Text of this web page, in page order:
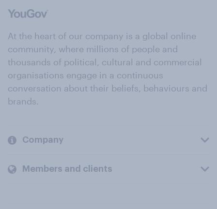
At the heart of our company is a global online
community, where millions of people and
thousands of political, cultural and commercial
organisations engage in a continuous
conversation about their beliefs, behaviours and
brands.
Company
Members and clients